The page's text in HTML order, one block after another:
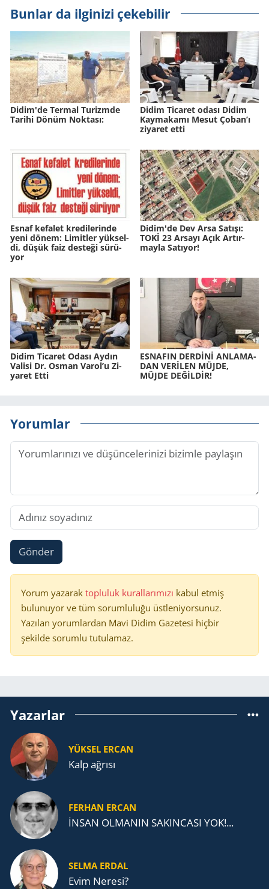
Bunlar da ilginizi çekebilir
Didim'de Ter­mal Tu­rizm­de
Ta­ri­hi Dönüm Nok­ta­sı:
Didim Ticaret odası Didim
Kaymakamı Mesut Çoban’ı
ziyaret etti
Esnaf ke­fa­let kre­di­le­rin­de
yeni dönem: Li­mit­ler yük­sel­
di, düşük faiz des­te­ği sü­rü­
yor
Didim'de Dev Arsa Sa­tı­şı:
TOKİ 23 Ar­sa­yı Açık Ar­tır­
may­la Sa­tı­yor!
Didim Ti­ca­ret Odası Aydın
Va­li­si Dr. Osman Varol’u Zi­
ya­ret Etti
ES­NA­FIN DERDİNİ AN­LA­MA­
DAN VERİLEN MÜJDE,
MÜJDE DEĞİLDİR!
Yorumlar
Gönder
Yorum yazarak topluluk kurallarımızı kabul etmiş
bulunuyor ve tüm sorumluluğu üstleniyorsunuz.
Yazılan yorumlardan Mavi Didim Gazetesi hiçbir
şekilde sorumlu tutulamaz.
Yazarlar
YÜKSEL ERCAN
Kalp ağrısı
FERHAN ERCAN
İNSAN OLMANIN SAKINCASI YOK!...
SELMA ERDAL
Evim Neresi?